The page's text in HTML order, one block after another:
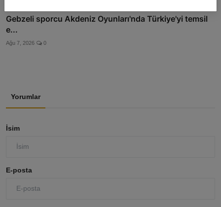
Gebzeli sporcu Akdeniz Oyunları'nda Türkiye'yi temsil
e...
Ağu 7, 2026 0
Yorumlar
İsim
E-posta